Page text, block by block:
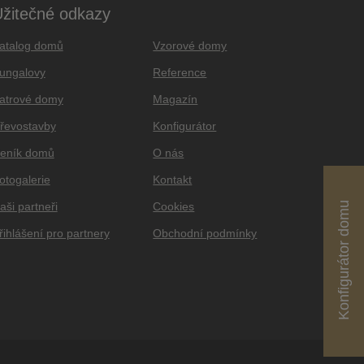
odkazy
domů
domy
domů
partneři
pro partnery
Vzorové domy
Reference
Magazín
Konfigurátor
O nás
Kontakt
Cookies
Obchodní podmínky Konfigurátor domu